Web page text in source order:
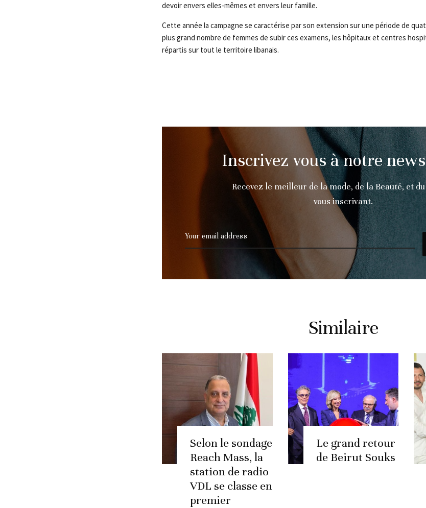
devoir envers elles-mêmes et envers leur famille.
Cette année la campagne se caractérise par son extension sur une période de
plus grand nombre de femmes de subir ces examens, les hôpitaux et centres
répartis sur tout le territoire libanais.
Inscrivez vous à notre
Recevez le meilleur de la mode, de la Beauté, et
vous inscrivant.
Similaire
Selon le sondage
Reach Mass, la
station de radio
VDL se classe en
premier
Le grand retour
de Beirut Souks